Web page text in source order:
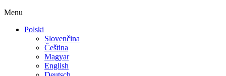
Menu
Polski
Slovenčina
Čeština
Magyar
English